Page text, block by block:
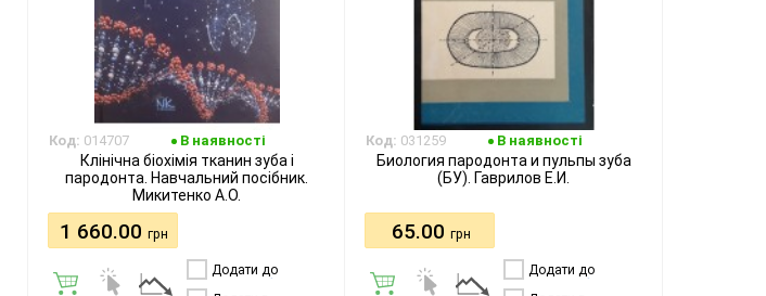
Код: 014707 В наявності
Клінічна біохімія тканин зуба і
пародонта. Навчальний посібник.
Микитенко А.О.
1 660.00грн
Додати до
порівняння
Код: 031259 В наявності
Биология пародонта и пульпы зуба
(БУ). Гаврилов Е.И.
65.00 грн
Додати до
порівняння